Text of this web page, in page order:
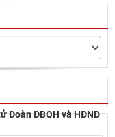
Đoàn ĐBQH và HĐND